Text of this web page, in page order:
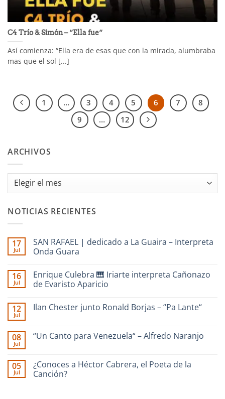
C4 Trío & Simón – “Ella fue“
Así comienza: “Ella era de esas que con la mirada, alumbraba
mas que el sol [...]
1 … 3 4 5 6 7
8
9
… 12
ARCHIVOS
Archivos
NOTICIAS RECIENTES
17
Jul
SAN RAFAEL | dedicado a La Guaira – Interpreta
Onda Guara
comentarios
en
SAN
dedicado
–
Interpreta
16
Jul
Enrique Culebra 🎹 Iriarte interpreta Cañonazo
de Evaristo Aparicio
comentarios
🎹
Iriarte
de
Evaristo
Aparicio
12
Jul
Ilan Chester junto Ronald Borjas – “Pa Lante“
comentarios
en
Ronald
Borjas
–
08
Jul
“Un Canto para Venezuela“ – Alfredo Naranjo
comentarios
en
“Un
Canto
05
Jul
¿Conoces a Héctor Cabrera, el Poeta de la
Canción?